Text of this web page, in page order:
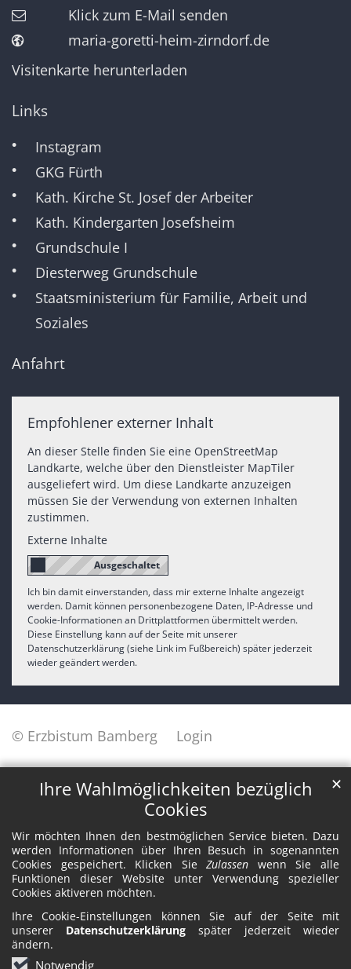
Ihre Wahlmöglichkeiten bezüglich
Cookies
Wir möchten Ihnen den bestmöglichen Service bieten. Dazu
werden Informationen über Ihren Besuch in sogenannten
Cookies gespeichert. Klicken SieZulassen wenn Sie alle
Funktionen dieser Website unter Verwendung spezieller
Cookies aktiveren möchten.
Ihre Cookie-Einstellungen können Sie auf der Seite mit
unserer Datenschutzerklärung später jederzeit wieder
ändern.
Notwendig
✕
Klick zum E-Mail senden
maria-goretti-heim-zirndorf.de
Visitenkarte herunterladen
Links
Instagram
GKG Fürth
Kath. Kirche St. Josef der Arbeiter
Kath. Kindergarten Josefsheim
Grundschule I
Diesterweg Grundschule
Staatsministerium für Familie, Arbeit und
Soziales
Anfahrt
Empfohlener externer Inhalt
An dieser Stelle finden Sie eine OpenStreetMap
Landkarte, welche über den Dienstleister MapTiler
ausgeliefert wird. Um diese Landkarte anzuzeigen
müssen Sie der Verwendung von externen Inhalten
zustimmen.
Externe Inhalte
Ich bin damit einverstanden, dass mir externe Inhalte angezeigt
werden. Damit können personenbezogene Daten, IP-Adresse und
Cookie-Informationen an Drittplattformen übermittelt werden.
Diese Einstellung kann auf der Seite mit unserer
Datenschutzerklärung (siehe Link im Fußbereich) später jederzeit
wieder geändert werden.
© Erzbistum Bamberg Login